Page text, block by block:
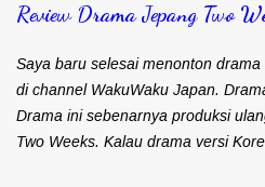
Pelengkapnya cabai rawit pedas.
Nggak perlu naik lagi ke tempat
sudah berjualan sejak ta...
Review Drama Jepang Two
Saya baru selesai menonton
di channel WakuWaku Japan.
Drama ini sebenarnya produksi
Two Weeks. Kalau drama versi